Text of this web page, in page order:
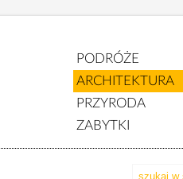
PODRÓŻE
ARCHITEKTURA
PRZYRODA
ZABYTKI